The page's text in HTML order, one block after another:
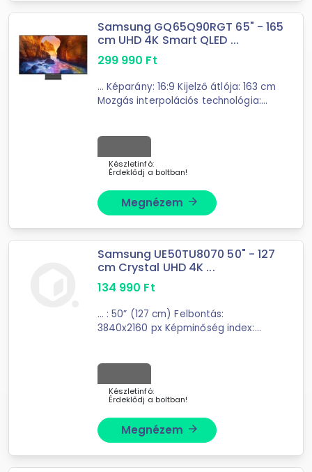
Samsung GQ65Q90RGT 65" - 165
cm UHD 4K Smart QLED ...
299 990 Ft
... Képarány: 16:9 Kijelző átlója: 163 cm
Mozgás interpolációs technológia:
HANG Beépített ...
Készletinfó:
Érdeklődj a boltban!
Megnézem arrow_forward
Samsung UE50TU8070 50" - 127
cm Crystal UHD 4K ...
134 990 Ft
... : 50” (127 cm) Felbontás:
3840x2160 px Képminőség index:
Automatikus csatornakeresés
Automata kikapcsolás Képaláírás ...
Készletinfó:
Érdeklődj a boltban!
Megnézem arrow_forward